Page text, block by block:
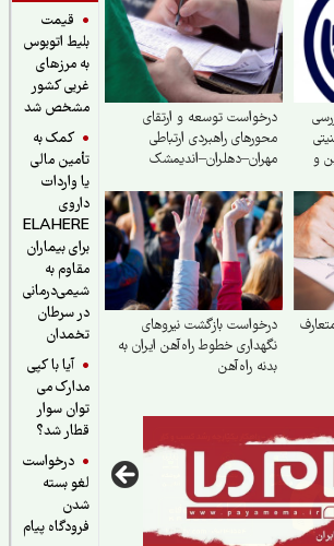
قیمت
بلیط اتوبوس
به مرزهای
غربی کشور
مشخص شد
کمک به
تأمین مالی
یا واردات
داروی
ELAHERE
برای بیماران
مقاوم به
شیمی‌درمانی
در سرطان
تخمدان
آیا با کپی
مدارک می
توان سوار
قطار شد؟
درخواست
لغو بسته
فرودگاه پیام
درخواست توسعه و ارتقای
محورهای راهبردی ارتباطی
مهران–دهلران–اندیمشک
درخواست بازگشت نیروهای
نگهداری خطوط راه‌آهن ایران به
بدنه راه‌آهن